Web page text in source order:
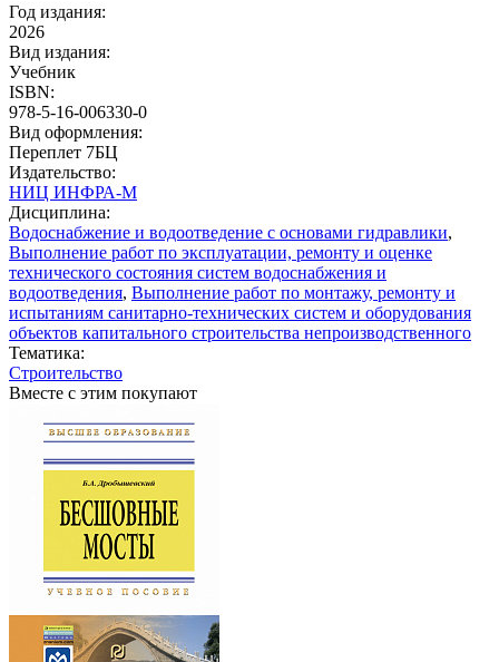
Год издания:
2026
Вид издания:
Учебник
ISBN:
978-5-16-006330-0
Вид оформления:
Переплет 7БЦ
Издательство:
НИЦ ИНФРА-М
Дисциплина:
Водоснабжение и водоотведение с основами гидравлики,
Выполнение работ по эксплуатации, ремонту и оценке
технического состояния систем водоснабжения и
водоотведения, Выполнение работ по монтажу, ремонту и
испытаниям санитарно-технических систем и оборудования
объектов капитального строительства непроизводственного
Тематика:
Строительство
Вместе с этим покупают